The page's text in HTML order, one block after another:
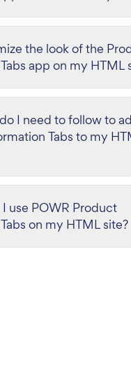
the look of the
app on my HTML
I need to follow to
Tabs to my
use POWR Product
on my HTML site?